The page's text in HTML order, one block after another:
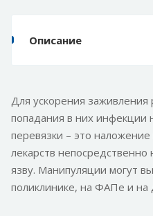
Описание
Для ускорения
попадания в них инфекции
перевязки – это
лекарств
язву. Манипуляции могут
поликлинике, на ФАПе и на